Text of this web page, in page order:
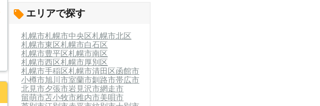
エリアで探す
札幌市札幌市中央区札幌市北区
札幌市東区札幌市白石区
札幌市豊平区札幌市南区
札幌市西区札幌市厚別区
札幌市手稲区札幌市清田区函館市
小樽市旭川市室蘭市釧路市帯広市
北見市夕張市岩見沢市網走市
留萌市苫小牧市稚内市美唄市